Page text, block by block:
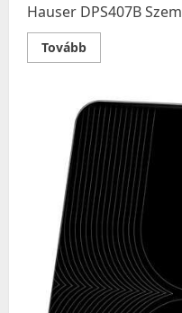
Hauser DPS407B
TovábbRead
more
DPS407B
Személymérleg
–
fekete